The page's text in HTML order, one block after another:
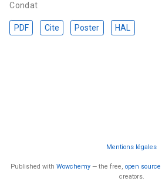
Condat
PDF Cite Poster HAL
Mentions légales
Published with Wowchemy — the free, open source
creators.